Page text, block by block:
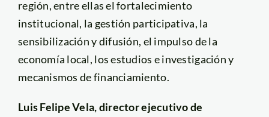
región, entre ellas el fortalecimiento
institucional, la gestión participativa, la
sensibilización y difusión, el impulso de la
economía local, los estudios e investigación y
mecanismos de financiamiento.
Luis Felipe Vela, director ejecutivo de